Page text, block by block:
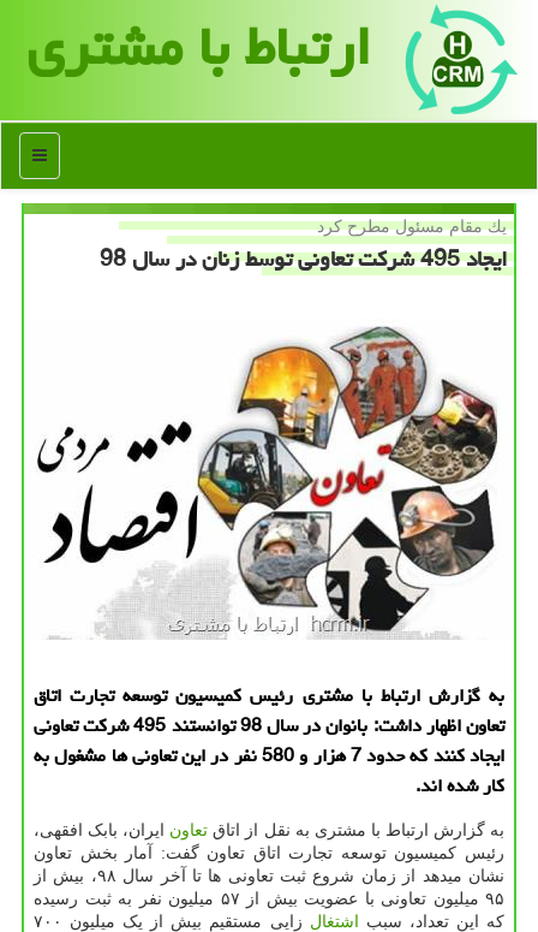
ارتباط با مشتری
منو
یك مقام مسئول مطرح كرد
ایجاد 495 شركت تعاونی توسط زنان در سال 98
به گزارش ارتباط با مشتری رئیس كمیسیون توسعه تجارت اتاق
تعاون اظهار داشت: بانوان در سال 98 توانستند 495 شركت تعاونی
ایجاد كنند كه حدود 7 هزار و 580 نفر در این تعاونی ها مشغول به
كار شده اند.
به گزارش ارتباط با مشتری به نقل از اتاق تعاون ایران، بابک افقهی،
رئیس کمیسیون توسعه تجارت اتاق تعاون گفت: آمار بخش تعاون
نشان میدهد از زمان شروع ثبت تعاونی ها تا آخر سال ۹۸، بیش از
۹۵ میلیون تعاونی با عضویت بیش از ۵۷ میلیون نفر به ثبت رسیده
که این تعداد، سبب
اشتغال
زایی مستقیم بیش از یک میلیون ۷۰۰